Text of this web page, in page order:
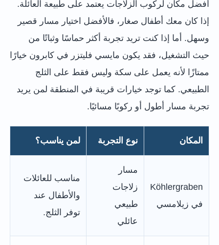
أفضل مكان لركوب الزلاجات يعتمد على طبيعة العائلة.
إذا كان معك أطفال صغار، فالأفضل اختيار مسار قصير
وسهل. أما إذا كنت تريد تجربة أكثر حماسًا وثباتًا من
حيث التشغيل، فقد يكون مايسي فليتزر في كابرون خيارًا
ممتازًا لأنه يعمل على سكة وليس فقط على الثلج
الطبيعي. كما توجد خيارات قريبة في المنطقة لمن يريد
تجربة مسار أطول أو ركوبًا مسائيًا.
المكان نوع التجربة لمن يناسب؟
Köhlergraben
في زيلامسي
مسار
زلاجات
طبيعي
عائلي
مناسب للعائلات
والأطفال عند
توفر الثلج.